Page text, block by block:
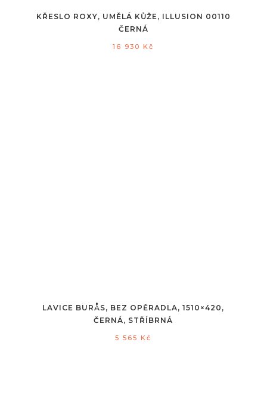
KŘESLO ROXY, UMĚLÁ KŮŽE, ILLUSION 00110
ČERNÁ
16 930 Kč
LAVICE BURÅS, BEZ OPĚRADLA, 1510×420,
ČERNÁ, STŘÍBRNÁ
5 565 Kč